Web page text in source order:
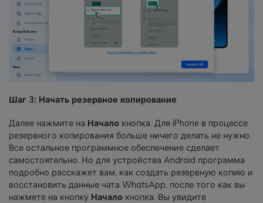
Шаг 3: Начать резервное копирование
Далее нажмите на Начало кнопка. Для iPhone в процессе
резервного копирования больше ничего делать не нужно.
Все остальное программное обеспечение сделает
самостоятельно. Но для устройства Android программа
подробно расскажет вам, как создать резервную копию и
восстановить данные чата WhatsApp, после того как вы
нажмете на кнопку Начало кнопка. Вы увидите